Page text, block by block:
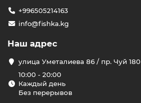
+996505214163
info@fishka.kg
Наш адрес
улица Уметалиева 86 / пр. Чуй 180
10:00 - 20:00
Каждый день
Без перерывов